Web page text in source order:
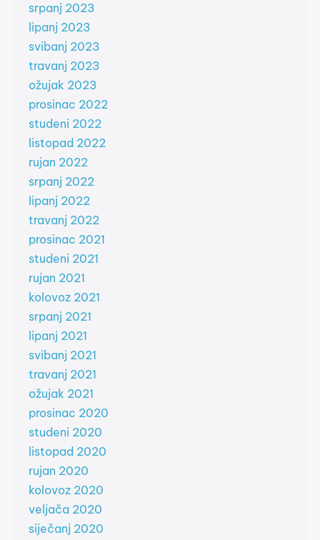
srpanj 2023
lipanj 2023
svibanj 2023
travanj 2023
ožujak 2023
prosinac 2022
studeni 2022
listopad 2022
rujan 2022
srpanj 2022
lipanj 2022
travanj 2022
prosinac 2021
studeni 2021
rujan 2021
kolovoz 2021
srpanj 2021
lipanj 2021
svibanj 2021
travanj 2021
ožujak 2021
prosinac 2020
studeni 2020
listopad 2020
rujan 2020
kolovoz 2020
veljača 2020
siječanj 2020